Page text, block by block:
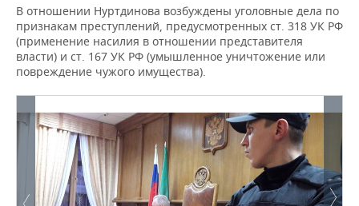
ХОККЕЙ С МЯЧОМ
ПРОИСШЕСТВИЯ
В отношении Нуртдинова возбуждены уголовные дела по
признакам преступлений, предусмотренных ст. 318 УК РФ
(применение насилия в отношении представителя
власти) и ст. 167 УК РФ (умышленное уничтожение или
повреждение чужого имущества).